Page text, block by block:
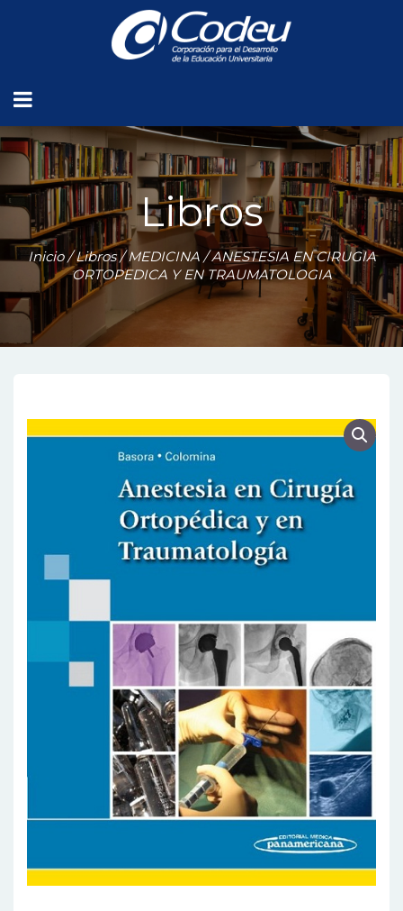
Libros
Inicio/Libros/MEDICINA/ ANESTESIA EN CIRUGIA
ORTOPEDICA Y EN TRAUMATOLOGIA